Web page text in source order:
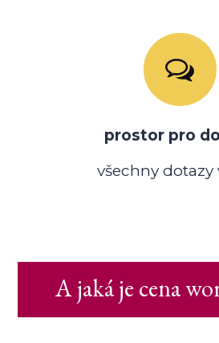
prostor pro
všechny dotazy
A jaká je cena